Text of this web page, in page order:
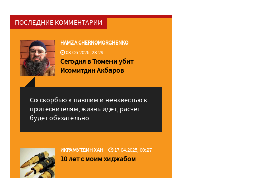
ПОСЛЕДНИЕ КОММЕНТАРИИ
HAMZA CHERNOMORCHENKO
03.06.2026, 23:29
Сегодня в Тюмени убит
Исомитдин Акбаров
Со скорбью к павшим и ненавестью к
притеснителям, жизнь идет, расчет
будет обязательно. ...
ИКРАМУТДИН ХАН 17.04.2025, 00:27
10 лет с моим хиджабом